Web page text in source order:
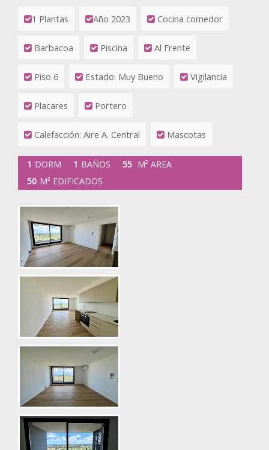
1 Plantas Año 2023 Cocina comedor
Barbacoa Piscina Al Frente
Piso 6 Estado: Muy Bueno Vigilancia
Placares Portero
Calefacción: Aire A. Central Mascotas
1 DORM 1 BAÑOS 55 M² AREA
50 M² EDIFICADOS